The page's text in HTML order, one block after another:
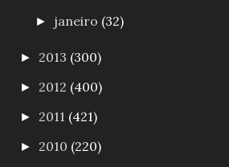
► janeiro (32)
► 2013 (300)
► 2012 (400)
► 2011 (421)
► 2010 (220)